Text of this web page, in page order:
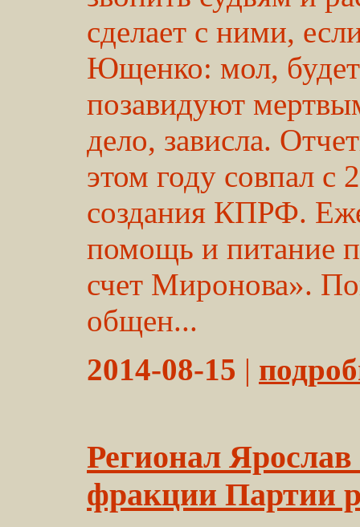
сделает с ними,
Ющенко: мол,
позавидуют
дело, зависла.
этом году совпал с
создания КПРФ.
помощь и питание
счет Миронова».
общен...
2014-08-15 |
Регионал
фракции Партии